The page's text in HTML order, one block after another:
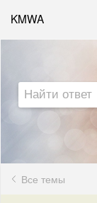
KMWA
Все темы